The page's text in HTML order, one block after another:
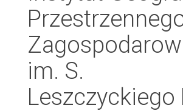
im. S.
Leszczyckiego